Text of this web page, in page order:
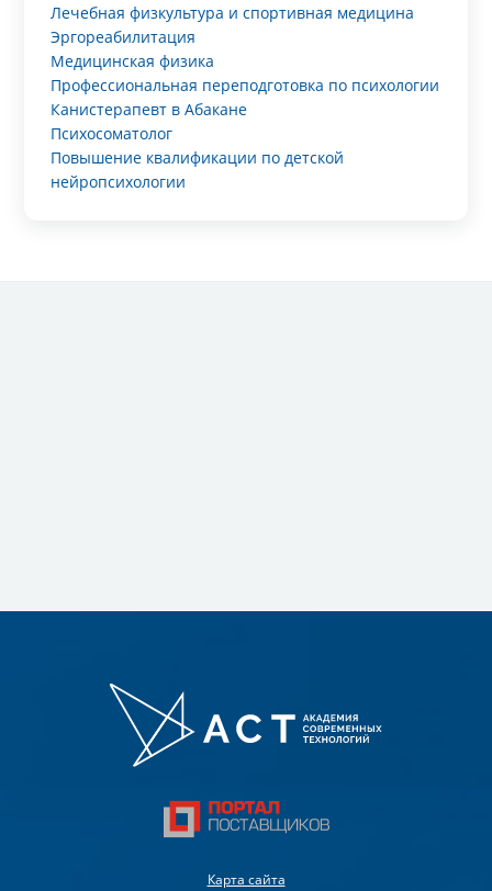
Лечебная физкультура и спортивная медицина
Эргореабилитация
Медицинская физика
Профессиональная переподготовка по психологии
Канистерапевт в Абакане
Психосоматолог
Повышение квалификации по детской
нейропсихологии
Карта сайта